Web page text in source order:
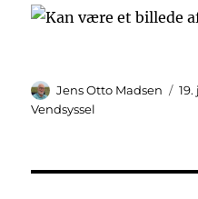
Forfatter
Jens Otto Madsen
Vendsyssel